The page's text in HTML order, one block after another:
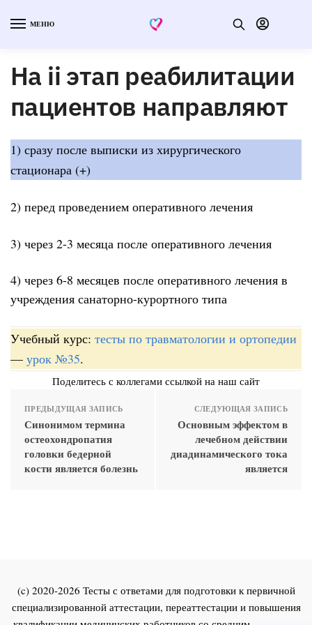
МЕНЮ
На ii этап реабилитации
пациентов направляют
1) сразу после выписки из хирургического
стационара (+)
2) перед проведением оперативного лечения
3) через 2-3 месяца после оперативного лечения
4) через 6-8 месяцев после оперативного лечения в
учреждения санаторно-курортного типа
Учебный курс: тесты по травматологии и ортопедии
— урок №35.
Поделитесь с коллегами ссылкой на наш сайт
ПРЕДЫДУЩАЯ ЗАПИСЬ
Синонимом термина
остеохондропатия
головки бедерной
кости является болезнь
СЛЕДУЮЩАЯ ЗАПИСЬ
Основным эффектом в
лечебном действии
диадинамического тока
является
(c) 2020-2026 Тесты с ответами для подготовки к первичной
специализированной аттестации, переаттестации и повышения